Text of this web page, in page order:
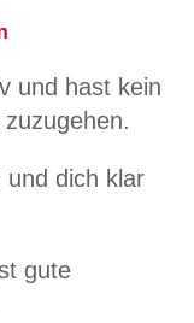
und hast kein
und dich klar
gute